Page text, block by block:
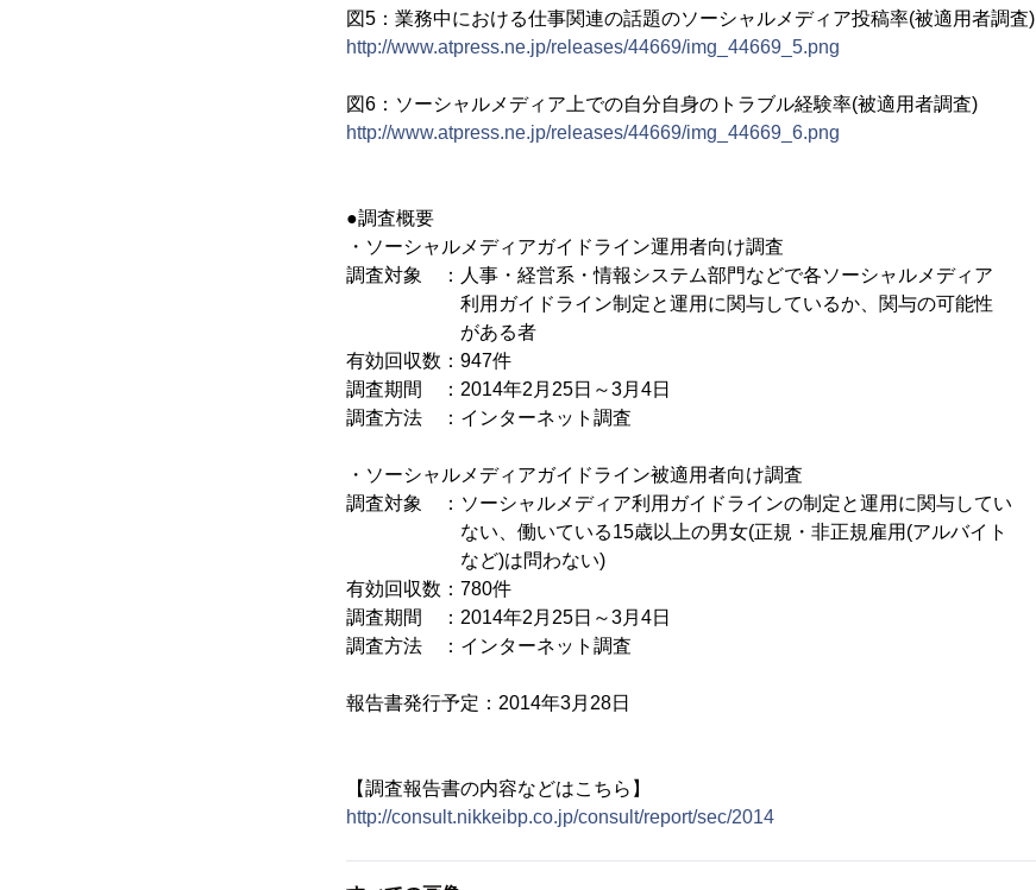
図5：業務中における仕事関連の話題のソーシャルメディア投稿率(被適用者調査)
http://www.atpress.ne.jp/releases/44669/img_44669_5.png
図6：ソーシャルメディア上での自分自身のトラブル経験率(被適用者調査)
http://www.atpress.ne.jp/releases/44669/img_44669_6.png
●調査概要
・ソーシャルメディアガイドライン運用者向け調査
調査対象 ：人事・経営系・情報システム部門などで各ソーシャルメディア
利用ガイドライン制定と運用に関与しているか、関与の可能性
がある者
有効回収数：947件
調査期間 ：2014年2月25日～3月4日
調査方法 ：インターネット調査
・ソーシャルメディアガイドライン被適用者向け調査
調査対象 ：ソーシャルメディア利用ガイドラインの制定と運用に関与してい
ない、働いている15歳以上の男女(正規・非正規雇用(アルバイト
など)は問わない)
有効回収数：780件
調査期間 ：2014年2月25日～3月4日
調査方法 ：インターネット調査
報告書発行予定：2014年3月28日
【調査報告書の内容などはこちら】
http://consult.nikkeibp.co.jp/consult/report/sec/2014